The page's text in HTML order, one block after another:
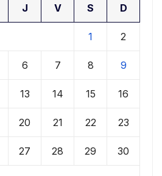
J V S D
1 2
6 7 8 9
13 14 15 16
20 21 22 23
27 28 29 30